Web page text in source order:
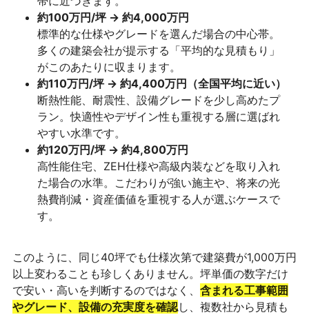
約100万円/坪 → 約4,000万円
標準的な仕様やグレードを選んだ場合の中心帯。
多くの建築会社が提示する「平均的な見積もり」
がこのあたりに収まります。
約110万円/坪 → 約4,400万円（全国平均に近い）
断熱性能、耐震性、設備グレードを少し高めたプ
ラン。快適性やデザイン性も重視する層に選ばれ
やすい水準です。
約120万円/坪 → 約4,800万円
高性能住宅、ZEH仕様や高級内装などを取り入れ
た場合の水準。こだわりが強い施主や、将来の光
熱費削減・資産価値を重視する人が選ぶケースで
す。
このように、同じ40坪でも仕様次第で建築費が1,000万円
以上変わることも珍しくありません。坪単価の数字だけ
で安い・高いを判断するのではなく、 含まれる工事範囲
やグレード、設備の充実度を確認し、複数社から見積も